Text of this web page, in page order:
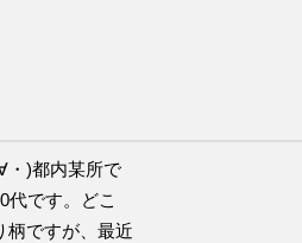
です。
・)都内某所で
代です。どこ
柄ですが、最近